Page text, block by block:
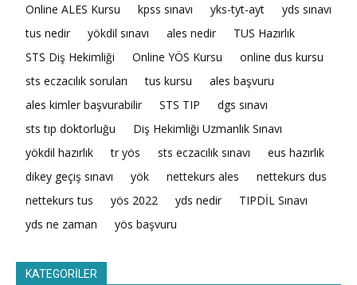
Online ALES Kursu
kpss sınavı yks-tyt-ayt
yds sınavı
tus nedir
yökdil sınavı ales nedir
TUS Hazırlık
STS Diş Hekimliği
Online YÖS Kursu
online dus kursu
sts eczacılık soruları
tus kursu
ales başvuru
ales kimler başvurabilir
STS TIP
dgs sınavı
sts tıp doktorluğu
Diş Hekimliği Uzmanlık Sınavı
yökdil hazırlık
tr yös sts eczacılık sınavı
eus hazırlık
dikey geçiş sınavı
yök nettekurs ales
nettekurs dus
nettekurs tus
yös 2022 yds nedir
TIPDİL Sınavı
yds ne zaman
yös başvuru
KATEGORİLER